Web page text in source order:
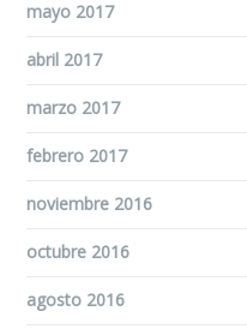
mayo 2017
abril 2017
marzo 2017
febrero 2017
noviembre 2016
octubre 2016
agosto 2016